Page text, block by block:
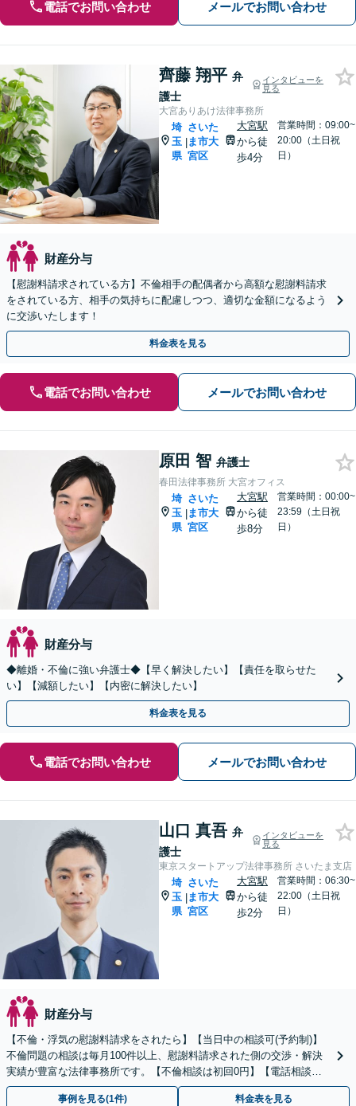
電話でお問い合わせ メールでお問い合わせ
齊藤 翔平 弁
護士
インタビューを
見る
大宮ありあけ法律事務所
埼
玉
県
|
さいた
ま市大
宮区
大宮駅
から徒
歩4分
営業時間：09:00~
20:00（土日祝
日）
財産分与
【慰謝料請求されている方】不倫相手の配偶者から高額な慰謝料請求
をされている方、相手の気持ちに配慮しつつ、適切な金額になるよう
に交渉いたします！
料金表を見る
電話でお問い合わせ メールでお問い合わせ
原田 智 弁護士
春田法律事務所 大宮オフィス
埼
玉
県
|
さいた
ま市大
宮区
大宮駅
から徒
歩8分
営業時間：00:00~
23:59（土日祝
日）
財産分与
◆離婚・不倫に強い弁護士◆【早く解決したい】【責任を取らせた
い】【減額したい】【内密に解決したい】
料金表を見る
電話でお問い合わせ メールでお問い合わせ
山口 真吾 弁
護士
インタビューを
見る
東京スタートアップ法律事務所 さいたま支店
埼
玉
県
|
さいた
ま市大
宮区
大宮駅
から徒
歩2分
営業時間：06:30~
22:00（土日祝
日）
財産分与
【不倫・浮気の慰謝料請求をされたら】【当日中の相談可(予約制)】
不倫問題の相談は毎月100件以上、慰謝料請求された側の交渉・解決
実績が豊富な法律事務所です。【不倫相談は初回0円】【電話相談で
ご契約まで対応可/来所不要】
事例を見る(1件) 料金表を見る